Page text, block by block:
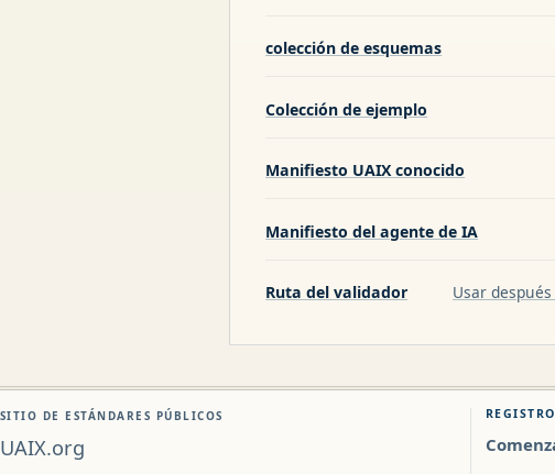
colección de esquemas
Colección de ejemplo
Manifiesto UAIX conocido
Manifiesto del agente de IA
Ruta del validador Usar
SITIO DE ESTÁNDARES PÚBLICOS
UAIX.org